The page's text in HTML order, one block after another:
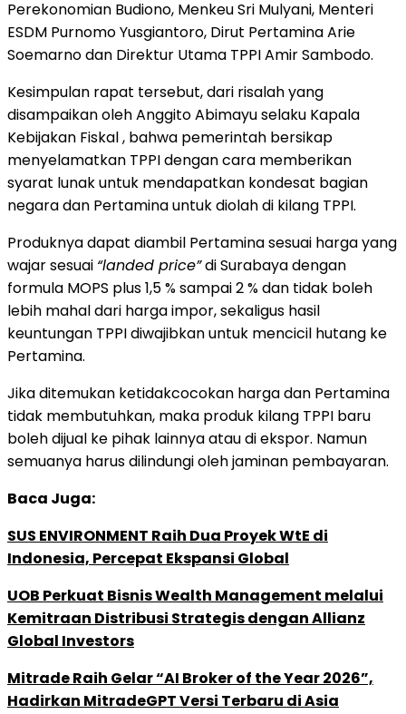
Perekonomian Budiono, Menkeu Sri Mulyani, Menteri
ESDM Purnomo Yusgiantoro, Dirut Pertamina Arie
Soemarno dan Direktur Utama TPPI Amir Sambodo.
Kesimpulan rapat tersebut, dari risalah yang
disampaikan oleh Anggito Abimayu selaku Kapala
Kebijakan Fiskal , bahwa pemerintah bersikap
menyelamatkan TPPI dengan cara memberikan
syarat lunak untuk mendapatkan kondesat bagian
negara dan Pertamina untuk diolah di kilang TPPI.
Produknya dapat diambil Pertamina sesuai harga yang
wajar sesuai “landed price”di Surabaya dengan
formula MOPS plus 1,5 % sampai 2 % dan tidak boleh
lebih mahal dari harga impor, sekaligus hasil
keuntungan TPPI diwajibkan untuk mencicil hutang ke
Pertamina.
Jika ditemukan ketidakcocokan harga dan Pertamina
tidak membutuhkan, maka produk kilang TPPI baru
boleh dijual ke pihak lainnya atau di ekspor. Namun
semuanya harus dilindungi oleh jaminan pembayaran.
Baca Juga:
SUS ENVIRONMENT Raih Dua Proyek WtE di
Indonesia, Percepat Ekspansi Global
UOB Perkuat Bisnis Wealth Management melalui
Kemitraan Distribusi Strategis dengan Allianz
Global Investors
Mitrade Raih Gelar “AI Broker of the Year 2026”,
Hadirkan MitradeGPT Versi Terbaru di Asia